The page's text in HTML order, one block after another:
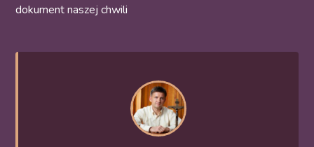
dokument naszej chwili